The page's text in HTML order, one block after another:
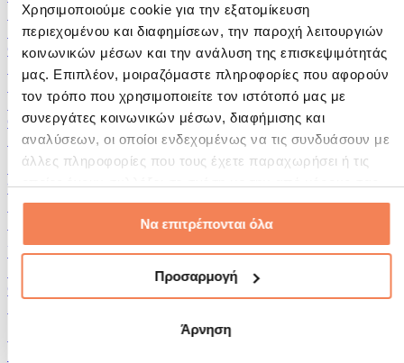
Χρησιμοποιούμε cookie για την εξατομίκευση
περιεχομένου και διαφημίσεων, την παροχή λειτουργιών
κοινωνικών μέσων και την ανάλυση της επισκεψιμότητάς
μας. Επιπλέον, μοιραζόμαστε πληροφορίες που αφορούν
τον τρόπο που χρησιμοποιείτε τον ιστότοπό μας με
συνεργάτες κοινωνικών μέσων, διαφήμισης και
αναλύσεων, οι οποίοι ενδεχομένως να τις συνδυάσουν με
άλλες πληροφορίες που τους έχετε παραχωρήσει ή τις
χρήση των υπηρεσιών τους.
Να επιτρέπονται όλα
Προσαρμογή
Άρνηση
Αλείμματα και Πάστες
Ψάρια
Φαγητό Έτοιμο για Κατανάλωση
Αυγά
Ψωμί & Αρτοσκευάσματα
Κρέας
Οσπρια
Άλλα Fitness Τρόφιμα
Βούτυρα Ξηρών Καρπών
100% Βούτυρα Ξηρών Καρπών
Γλυκά Βούτυρα Ξηρών Καρπών
Πρωτεϊνικά Βούτυρα Ξηρών Καρπών
Υπερτροφές
Πράσινες Υπερτροφές
Φυτικές Ίνες